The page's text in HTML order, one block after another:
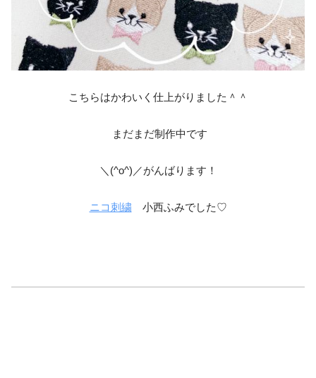
こちらはかわいく仕上がりました＾＾
まだまだ制作中です
＼(^o^)／がんばります！
ニコ刺繍 小西ふみでした♡